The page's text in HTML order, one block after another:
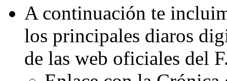
A continuación te
los principales diaros
de las web oficiales del